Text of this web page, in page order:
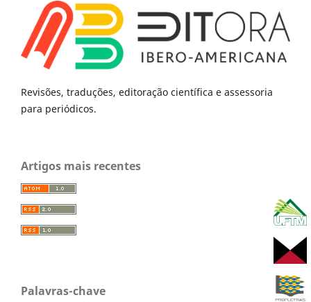
Revisões, traduções, editoração científica e assessoria
para periódicos.
Artigos mais recentes
Palavras-chave